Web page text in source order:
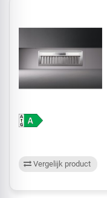
Vergelijk product